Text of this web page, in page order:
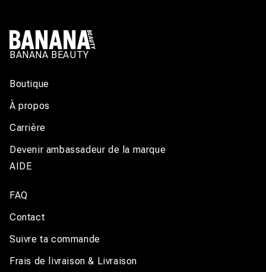
BANANA BEAUTY
Boutique
À propos
Carrière
Devenir ambassadeur de la marque
AIDE
FAQ
Contact
Suivre ta commande
Frais de livraison & Livraison